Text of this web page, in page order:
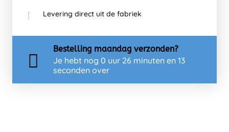
Levering direct uit de fabriek
Bestelling maandag verzonden?
Je hebt nog 0 uur 26 minuten en 13
seconden over